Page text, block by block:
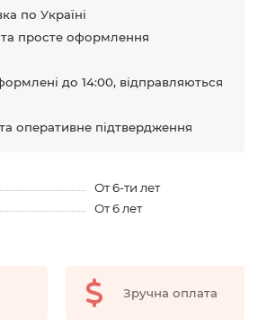
по Україні
просте оформлення
до 14:00, відправляються
оперативне підтвердження
От 6-ти лет
От 6 лет
Зручна оплата